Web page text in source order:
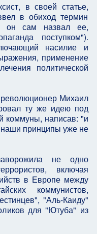
в своей статье,
в обиход термин
он сам назвал ее,
поступком").
насилие и
применение
политической
Михаил
ту же идею под
коммуны, написав: "и
принципы уже не
не одно
включая
в Европе между
коммунистов,
"Аль-Каиду"
для "Ютуба" из